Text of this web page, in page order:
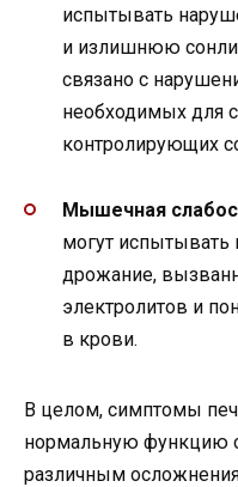
испытывать
и излишнюю
связано с
необходимых для
контролирующих
Мышечная
могут
дрожание,
электролитов и
в крови.
В целом, симптомы
нормальную функцию
различным